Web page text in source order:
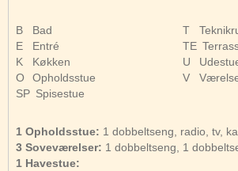
B
Bad
E
Entré
K
Køkken
O
Opholdsstue
SP Spisestue
T
TE
U
V
1 Opholdsstue: 1 dobbeltseng, radio, tv,
3 Soveværelser: 1 dobbeltseng, 1
1 Havestue: